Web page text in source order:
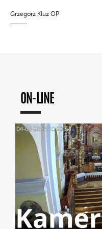
Grzegorz Kluz OP
ON-LINE